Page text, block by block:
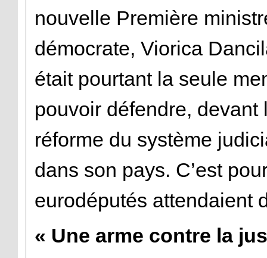
nouvelle Première
démocrate, Viorica
était pourtant la seule
pouvoir défendre,
réforme du système
dans son pays. C’est
eurodéputés attendaient
« Une arme contre la